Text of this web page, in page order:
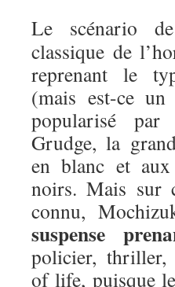
Le scénario
classique de
reprenant le
(mais est-ce un
popularisé
Grudge, la
en blanc et
noirs. Mais sur
connu,
suspense
policier, thriller,
of life, puisque